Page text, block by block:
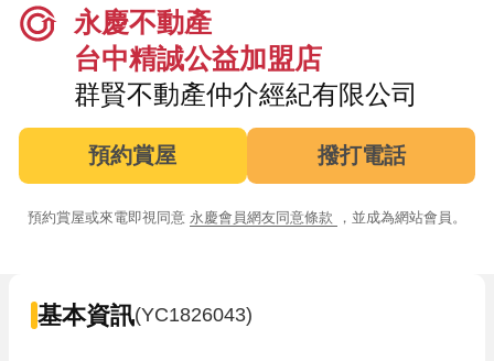
永慶不動產
台中精誠公益加盟店
群賢不動產仲介經紀有限公司
預約賞屋 撥打電話
預約賞屋或來電即視同意 永慶會員網友同意條款 ，並成為網站會員。
基本資訊(YC1826043)